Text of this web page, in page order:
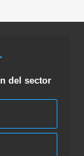
del sector